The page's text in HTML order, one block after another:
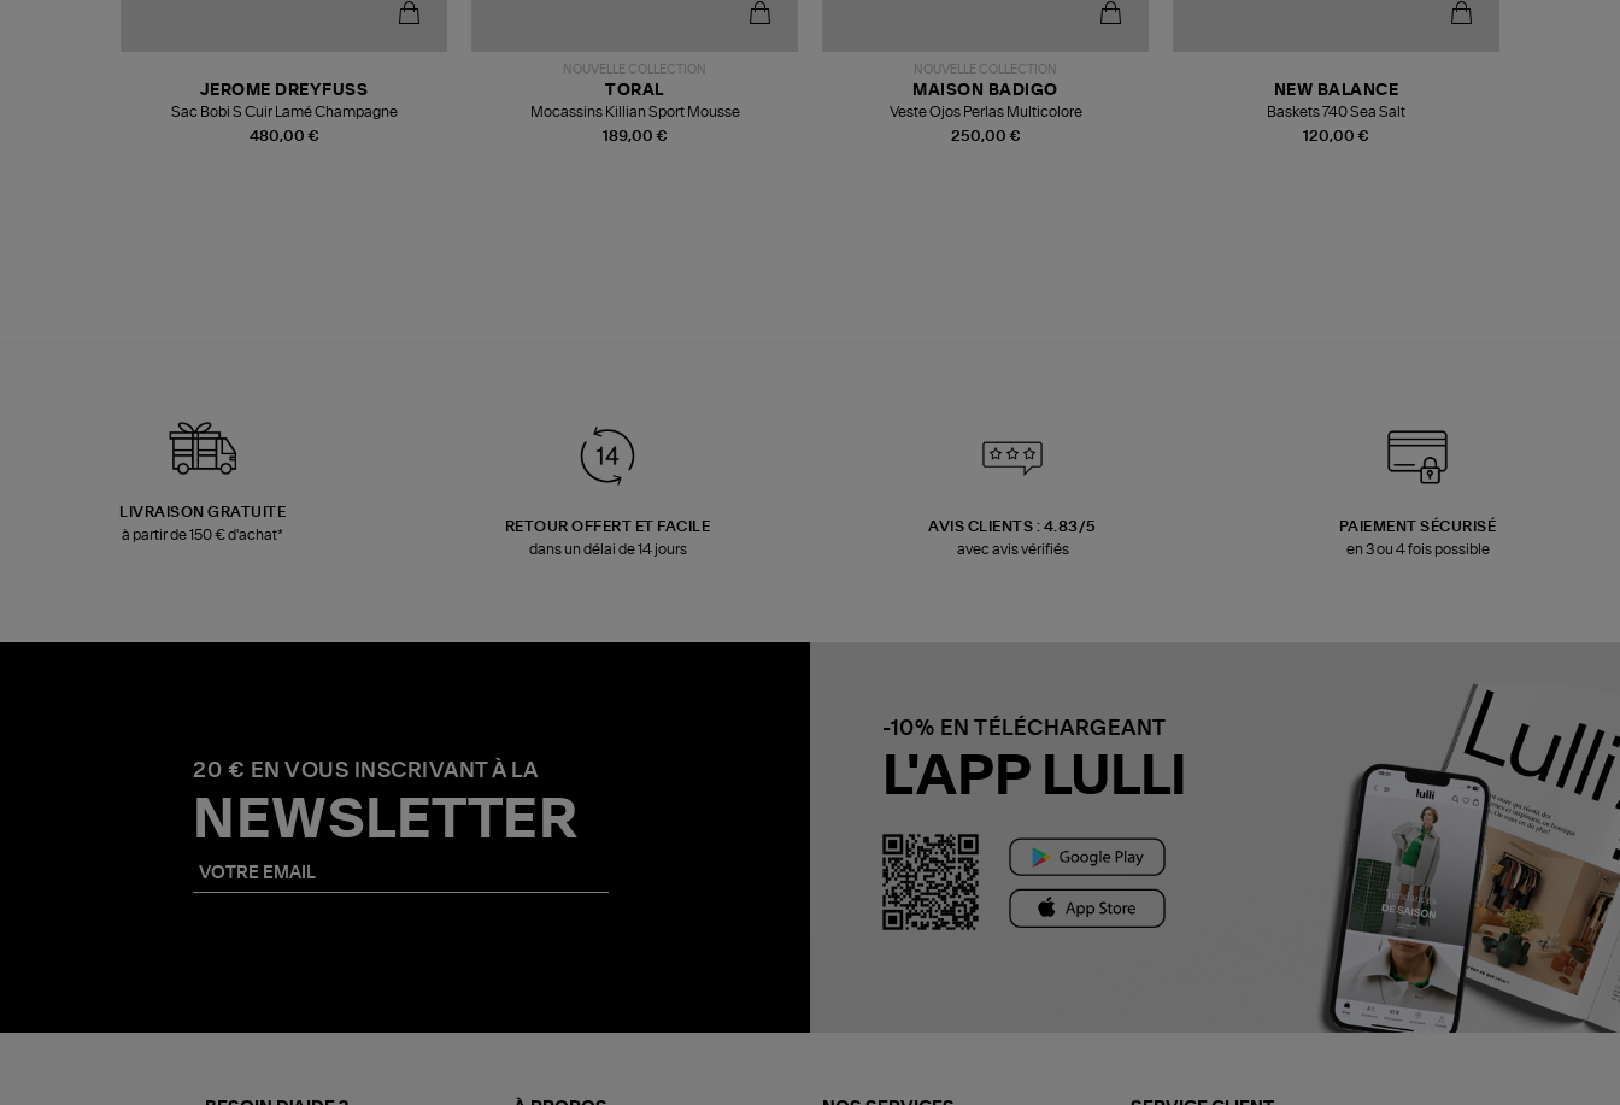
480,00 €
JEROME DREYFUSS
Sac Bobi S Cuir Lamé Champagne
NOUVELLE COLLECTION
189,00 €
TORAL
Mocassins Killian Sport Mousse
NOUVELLE COLLECTION
250,00 €
MAISON BADIGO
Veste Ojos Perlas Multicolore
120,00 €
NEW BALANCE
Baskets 740 Sea Salt
LIVRAISON GRATUITE
à partir de 150 € d'achat*
RETOUR OFFERT ET FACILE
dans un délai de 14 jours
AVIS CLIENTS : 4.83/5
avec avis vérifiés
PAIEMENT SÉCURISÉ
en 3 ou 4 fois possible
20 € EN VOUS INSCRIVANT À LA
NEWSLETTER
-10% EN TÉLÉCHARGEANT
L'APP LULLI